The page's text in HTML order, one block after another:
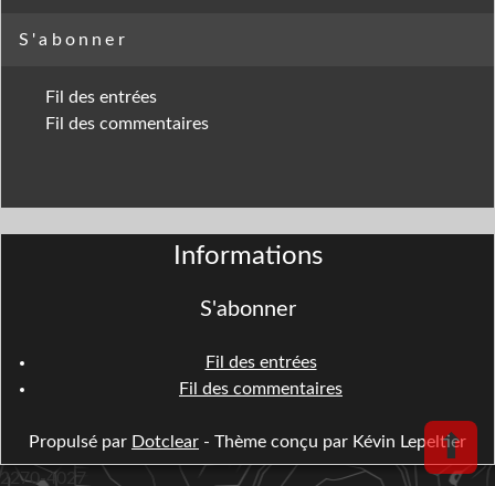
S'abonner
Fil des entrées
Fil des commentaires
⬆
Informations
S'abonner
Fil des entrées
Fil des commentaires
Propulsé par Dotclear - Thème conçu par Kévin Lepeltier
2270-4027